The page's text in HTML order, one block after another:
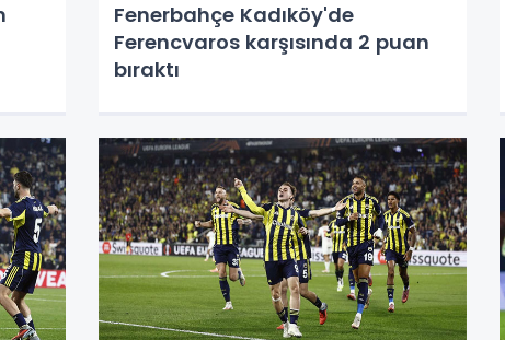
Fenerbahçe Kadıköy'de
Ferencvaros karşısında 2 puan
bıraktı